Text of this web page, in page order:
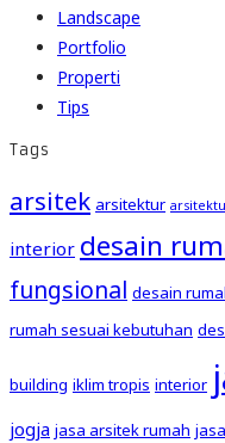
Landscape
Portfolio
Properti
Tips
Tags
arsitek arsitektur
interior desain
fungsional desain
rumah sesuai kebutuhan
building iklim tropis interior
jogja jasa arsitek rumah